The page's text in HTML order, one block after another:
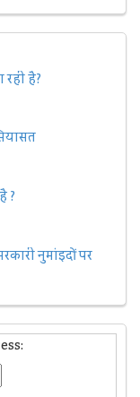
है?
?
नुमांइदों पर